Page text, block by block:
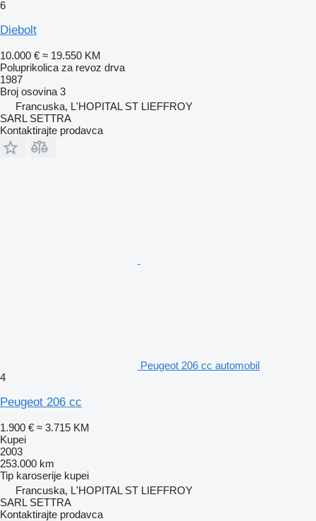
6
Diebolt
10.000 € ≈ 19.550 KM
Poluprikolica za revoz drva
1987
Broj osovina 3
Francuska, L'HOPITAL ST LIEFFROY
SARL SETTRA
Kontaktirajte prodavca
Peugeot 206 cc automobil
4
Peugeot 206 cc
1.900 € ≈ 3.715 KM
Kupei
2003
253.000 km
Tip karoserije kupei
Francuska, L'HOPITAL ST LIEFFROY
SARL SETTRA
Kontaktirajte prodavca